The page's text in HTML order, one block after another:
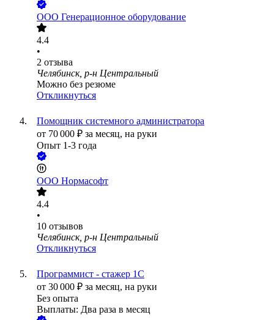
ООО Генерационное оборудование
4.4
•
2 отзыва
Челябинск, р-н Центральный
Можно без резюме
Откликнуться
Помощник системного администратора
от 70 000 ₽ за месяц, на руки
Опыт 1-3 года
ООО Нормасофт
4.4
•
10 отзывов
Челябинск, р-н Центральный
Откликнуться
Программист - стажер 1С
от 30 000 ₽ за месяц, на руки
Без опыта
Выплаты: Два раза в месяц